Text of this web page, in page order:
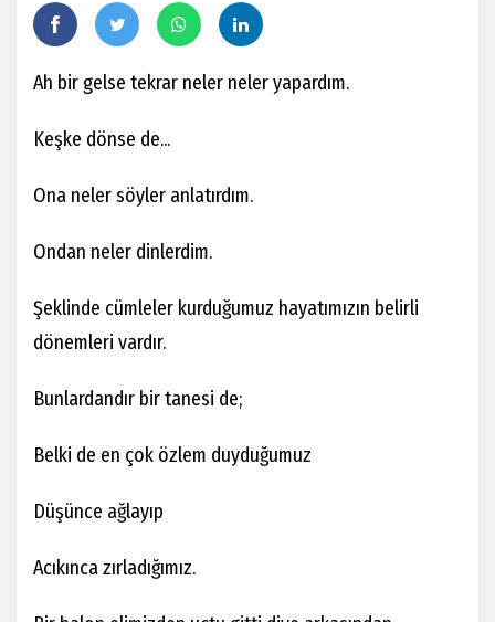
Ah bir gelse tekrar neler neler yapardım.
Keşke dönse de...
Ona neler söyler anlatırdım.
Ondan neler dinlerdim.
Şeklinde cümleler kurduğumuz hayatımızın belirli
dönemleri vardır.
Bunlardandır bir tanesi de;
Belki de en çok özlem duyduğumuz
Düşünce ağlayıp
Acıkınca zırladığımız.